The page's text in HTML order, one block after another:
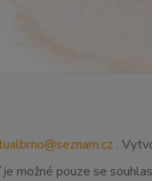
.
možné pouze se